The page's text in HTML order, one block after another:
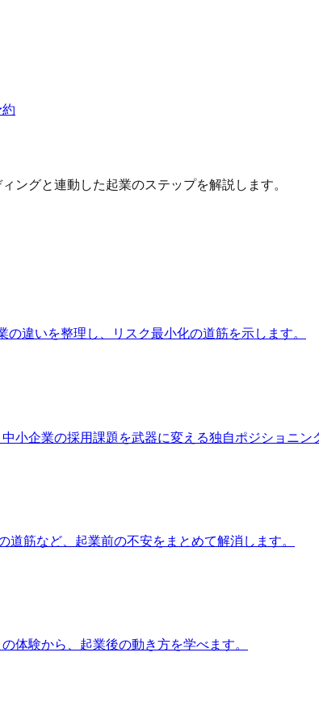
ングと連動した起業のステップを解説します。
違いを整理し、リスク最小化の道筋を示します。
小企業の採用課題を武器に変える独自ポジショニン
筋など、起業前の不安をまとめて解消します。
体験から、起業後の動き方を学べます。